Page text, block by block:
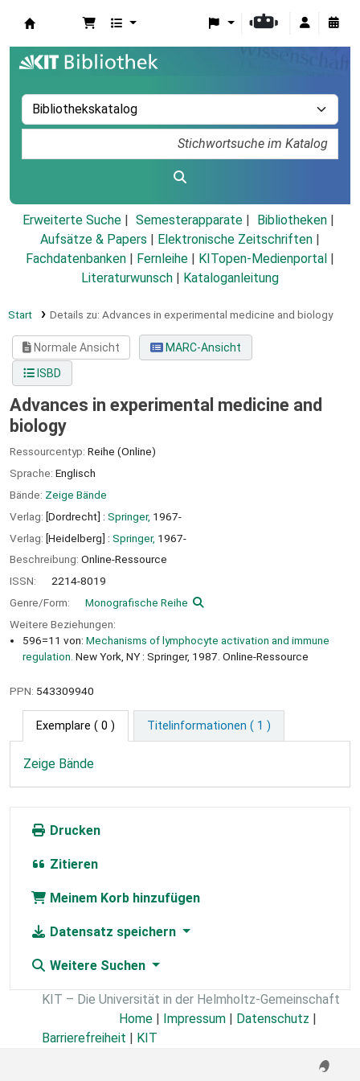
Erweiterte Suche Semesterapparate
Bibliotheken
Aufsätze & Papers
Elektronische Zeitschriften
Fachdatenbanken
Fernleihe KITopen-Medienportal
Literaturwunsch
Kataloganleitung
Start Details zu: Advances in experimental medicine and biology
Normale Ansicht
MARC-Ansicht
ISBD
Advances in experimental medicine and
biology
Ressourcentyp: Reihe (Online)
Sprache: Englisch
Bände: Zeige Bände
Verlag: [Dordrecht] : Springer, 1967-
Verlag: [Heidelberg] : Springer, 1967-
Beschreibung: Online-Ressource
ISSN:
2214-8019
Genre/Form:
Monografische Reihe
Weitere Beziehungen:
596=11 von: Mechanisms of lymphocyte activation and immune
regulation. New York, NY : Springer, 1987. Online-Ressource
PPN: 543309940
Exemplare ( 0 ) Titelinformationen ( 1 )
Zeige Bände
Drucken
Zitieren
Meinem Korb hinzufügen
Datensatz speichern
Weitere Suchen
KIT – Die Universität in der Helmholtz-Gemeinschaft
Home
Impressum Datenschutz
Barrierefreiheit
KIT